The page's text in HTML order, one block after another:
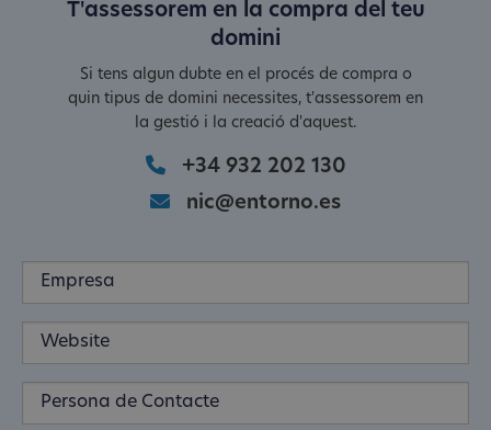
T'assessorem en la compra del teu
domini
Si tens algun dubte en el procés de compra o
quin tipus de domini necessites, t'assessorem en
la gestió i la creació d'aquest.
+34 932 202 130
nic@entorno.es